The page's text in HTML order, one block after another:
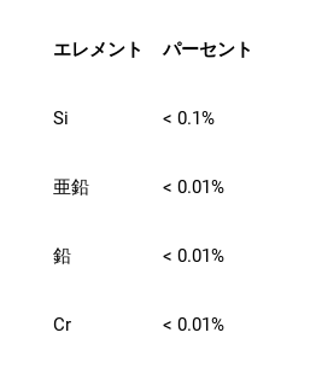
エレメント パーセント
Si < 0.1%
亜鉛 < 0.01%
鉛 < 0.01%
Cr < 0.01%